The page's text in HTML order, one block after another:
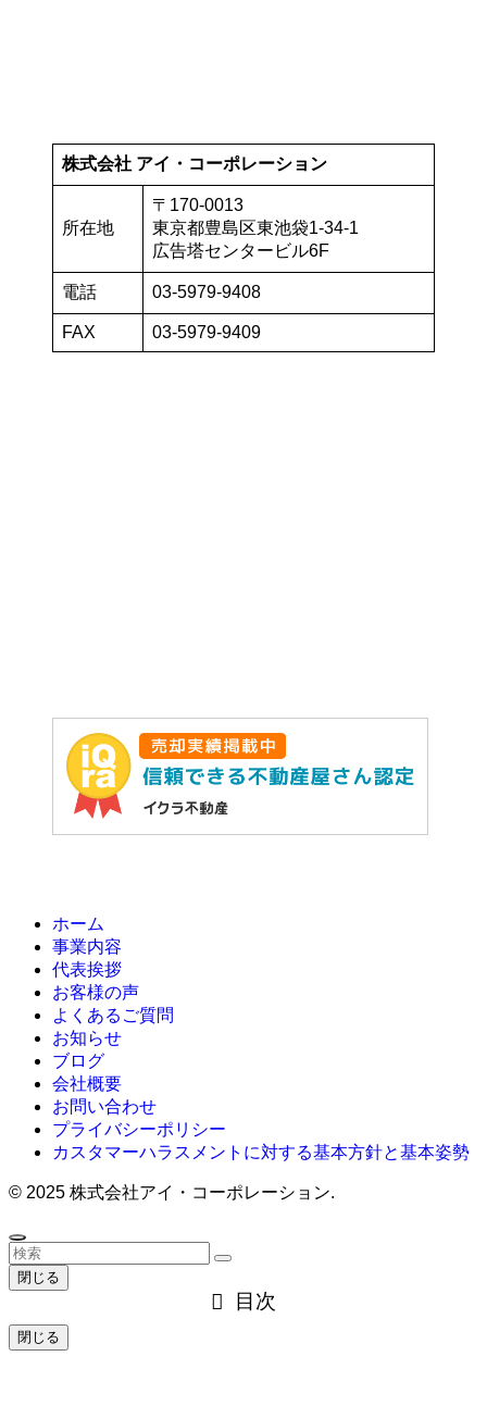
株式会社 アイ・コーポレーション
所在地
〒170-0013
東京都豊島区東池袋1-34-1
広告塔センタービル6F
電話 03-5979-9408
FAX 03-5979-9409
ホーム
事業内容
代表挨拶
お客様の声
よくあるご質問
お知らせ
ブログ
会社概要
お問い合わせ
プライバシーポリシー
カスタマーハラスメントに対する基本方針と基本姿勢
© 2025 株式会社アイ・コーポレーション.
閉じる
目次
閉じる